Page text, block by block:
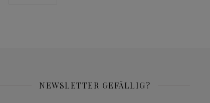
NEWSLETTER GEFÄLLIG?